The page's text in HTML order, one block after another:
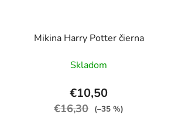
Mikina Harry Potter čierna
Skladom
€10,50
€16,30 (–35 %)